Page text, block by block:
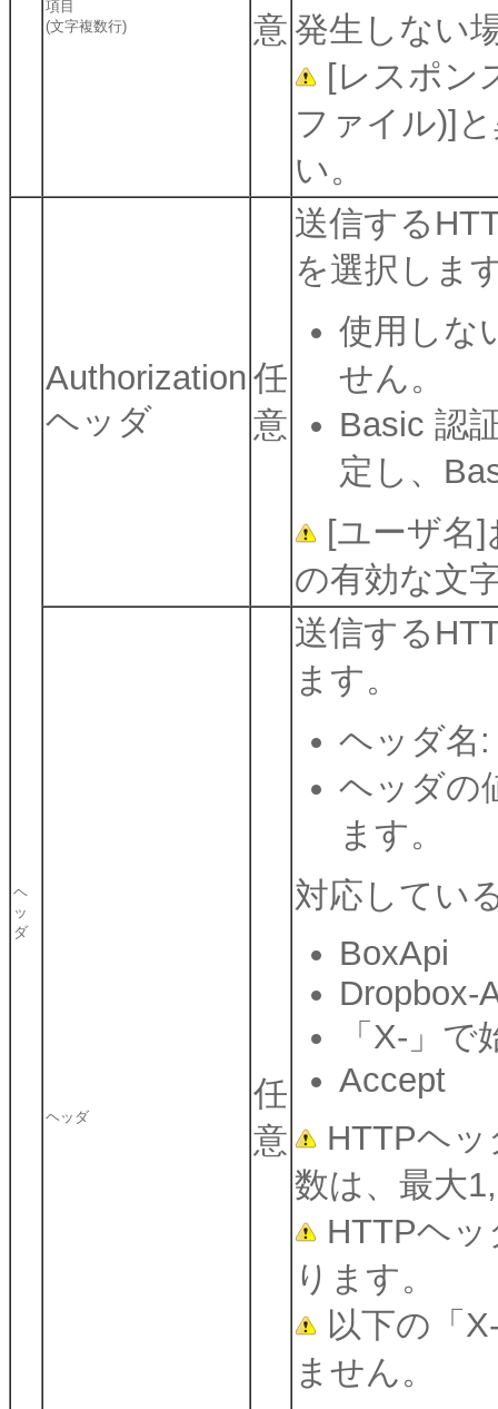
項目
(文字複数行)
意 発生しない
[レスポン
ファイル)]
い。
ヘ
ッ
ダ
Authorization
ヘッダ
任
意
送信する
を選択しま
使用しな
せん。
Basic 認
定し、
[ユーザ名
の有効な文
ヘッダ
任
意
送信する
ます。
ヘッダ名
ヘッダの
ます。
対応してい
BoxApi
Dropbox-
「X-」
Accept
HTTPヘ
数は、最大
HTTPヘ
ります。
以下の「
ません。